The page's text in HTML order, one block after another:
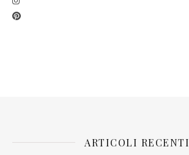
ARTICOLI RECENTI